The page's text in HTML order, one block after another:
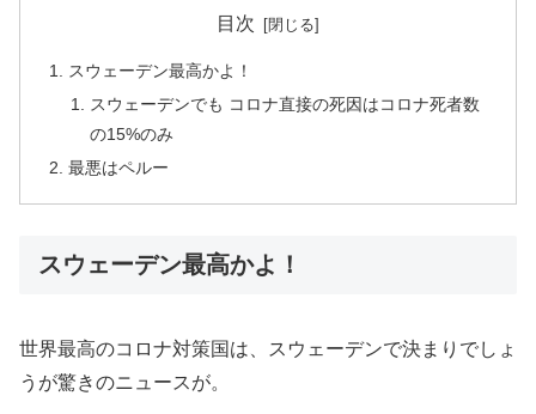
目次
スウェーデン最高かよ！
スウェーデンでも コロナ直接の死因はコロナ死者数
の15%のみ
最悪はペルー
スウェーデン最高かよ！
世界最高のコロナ対策国は、スウェーデンで決まりでしょ
うが驚きのニュースが。